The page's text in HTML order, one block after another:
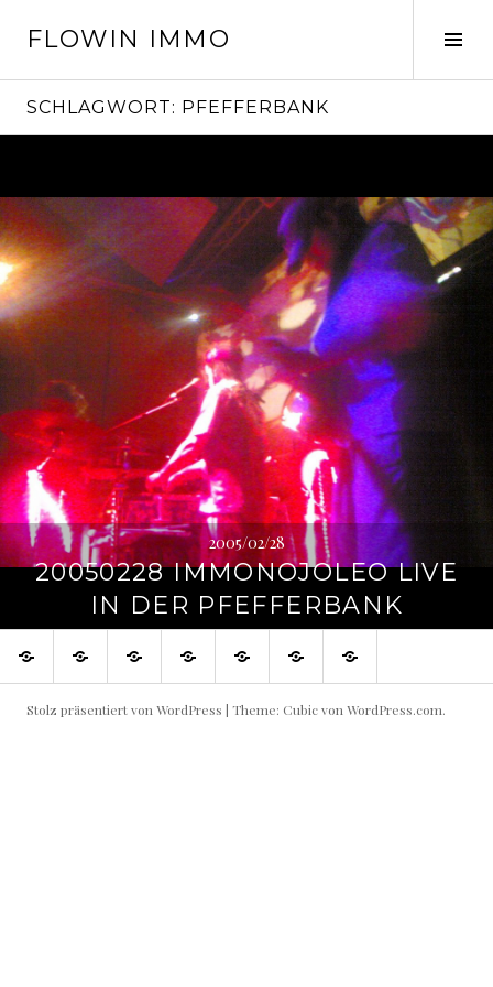
zumFLOWIN IMMO
SCHLAGWORT: PFEFFERBANK
2005/02/28
20050228 IMMONOJOLEO LIVE
IN DER PFEFFERBANK
SHOP Blog Flowin
IMMO
Live
Shows
Produktive
Partner
Links Impressum
Stolz präsentiert von WordPress | Theme: Cubic von WordPress.com.